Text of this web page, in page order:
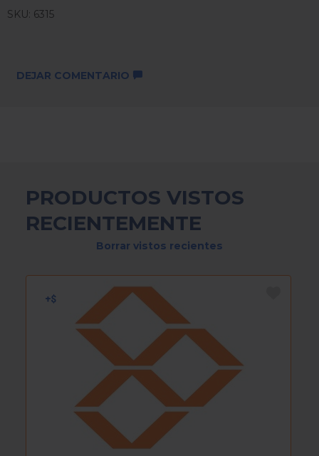
SKU: 6315
DEJAR COMENTARIO
PRODUCTOS VISTOS
RECIENTEMENTE
Borrar vistos recientes